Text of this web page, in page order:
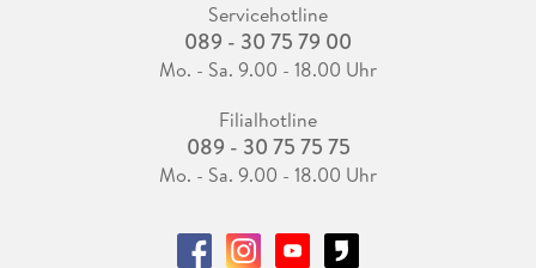
Servicehotline
089 - 30 75 79 00
Mo. - Sa. 9.00 - 18.00 Uhr
Filialhotline
089 - 30 75 75 75
Mo. - Sa. 9.00 - 18.00 Uhr